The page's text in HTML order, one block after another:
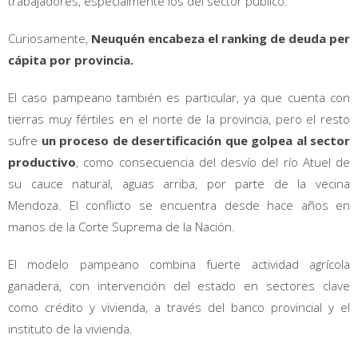
Curiosamente, Neuquén encabeza el ranking de deuda per
cápita por provincia.
El caso pampeano también es particular, ya que cuenta con
tierras muy fértiles en el norte de la provincia, pero el resto
sufre un proceso de desertificación que golpea al sector
productivo, como consecuencia del desvío del río Atuel de
su cauce natural, aguas arriba, por parte de la vecina
Mendoza. El conflicto se encuentra desde hace años en
manos de la Corte Suprema de la Nación.
El modelo pampeano combina fuerte actividad agrícola
ganadera, con intervención del estado en sectores clave
como crédito y vivienda, a través del banco provincial y el
instituto de la vivienda.